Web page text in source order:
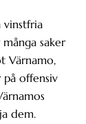
vinstfria
saker
Värnamo,
offensiv
dem.